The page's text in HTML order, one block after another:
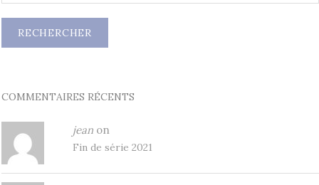
COMMENTAIRES RÉCENTS
jean on
Fin de série 2021